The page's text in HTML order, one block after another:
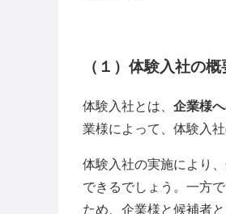
（１） 体験入社の概
体験入社とは、 企業様
業様によって、体験入
体験入社の実施により
できるでしょう。一方
ため、企業様と候補者